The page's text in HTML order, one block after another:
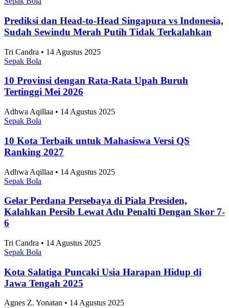
Prediksi dan Head-to-Head Singapura vs Indonesia,
Sudah Sewindu Merah Putih Tidak Terkalahkan
Tri Candra • 14 Agustus 2025
Sepak Bola
10 Provinsi dengan Rata-Rata Upah Buruh
Tertinggi Mei 2026
Adhwa Aqillaa • 14 Agustus 2025
Sepak Bola
10 Kota Terbaik untuk Mahasiswa Versi QS
Ranking 2027
Adhwa Aqillaa • 14 Agustus 2025
Sepak Bola
Gelar Perdana Persebaya di Piala Presiden,
Kalahkan Persib Lewat Adu Penalti Dengan Skor 7-
6
Tri Candra • 14 Agustus 2025
Sepak Bola
Kota Salatiga Puncaki Usia Harapan Hidup di
Jawa Tengah 2025
Agnes Z. Yonatan • 14 Agustus 2025